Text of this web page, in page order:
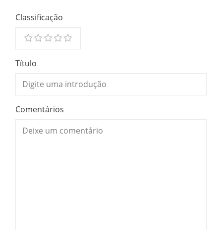
Classificação
Título
Comentários